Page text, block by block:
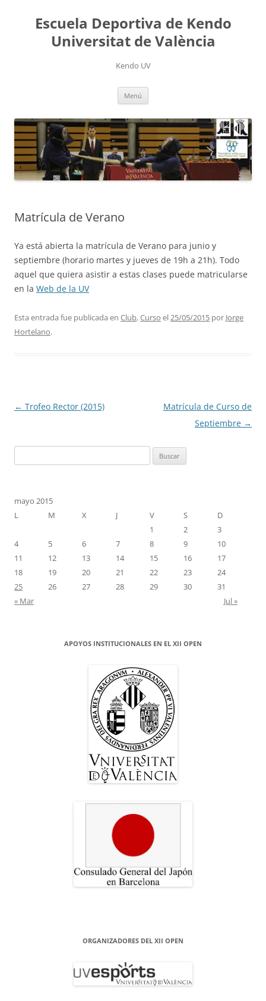
contenidoEscuela Deportiva de Kendo
Universitat de València
Kendo UV
Menú
Matrícula de Verano
Ya está abierta la matrícula de Verano para junio y
septiembre (horario martes y jueves de 19h a 21h). Todo
aquel que quiera asistir a estas clases puede matricularse
en la Web de la UV
Esta entrada fue publicada en Club,Curso el25/05/2015 por Jorge
Hortelano.
Navegación
← Trofeo Rector (2015)
Matrícula de Curso de
Septiembre →
mayo 2015
L
M X J V S
D
1
2
3
4
5 6 7 8 9
10
11
12 13 14 15 16
17
18
19 20 21 22 23
24
25
26 27 28 29 30
31
« Mar
Jul »
APOYOS INSTITUCIONALES EN EL XII OPEN
ORGANIZADORES DEL XII OPEN